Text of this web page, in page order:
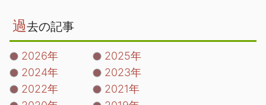
過去の記事
2026年
2025年
2024年
2023年
2022年
2021年